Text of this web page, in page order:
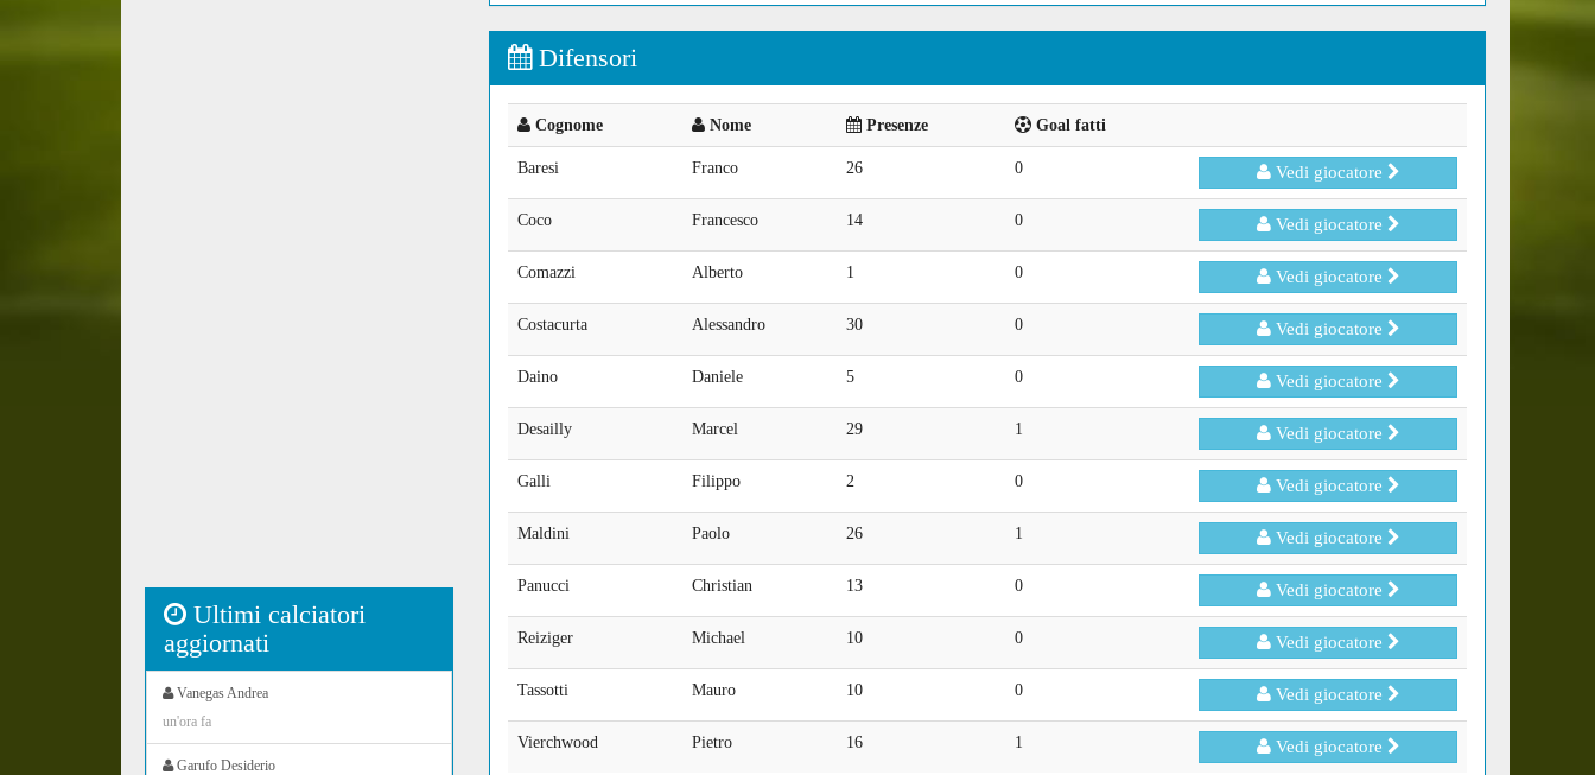
Ultimi calciatori
aggiornati
Vanegas Andrea
un'ora fa
Garufo Desiderio
Difensori
Cognome Nome Presenze Goal fatti
Baresi Franco 26 0 Vedi giocatore
Coco Francesco 14 0 Vedi giocatore
Comazzi Alberto 1 0 Vedi giocatore
Costacurta Alessandro 30 0 Vedi giocatore
Daino Daniele 5 0 Vedi giocatore
Desailly Marcel 29 1 Vedi giocatore
Galli Filippo 2 0 Vedi giocatore
Maldini Paolo 26 1 Vedi giocatore
Panucci Christian 13 0 Vedi giocatore
Reiziger Michael 10 0 Vedi giocatore
Tassotti Mauro 10 0 Vedi giocatore
Vierchwood Pietro 16 1 Vedi giocatore